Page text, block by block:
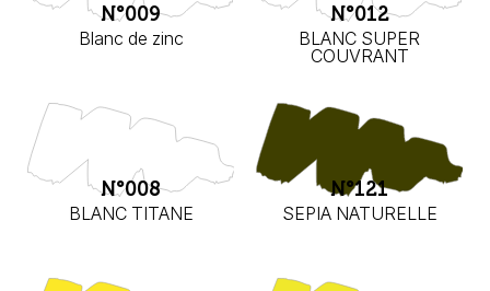
N°009
Blanc de zinc
N°012
BLANC SUPER
COUVRANT
N°008
BLANC TITANE
N°121
SEPIA NATURELLE